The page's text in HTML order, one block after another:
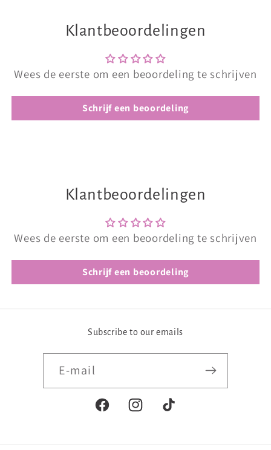
Klantbeoordelingen
Wees de eerste om een beoordeling te schrijven
Schrijf een beoordeling
Klantbeoordelingen
Wees de eerste om een beoordeling te schrijven
Schrijf een beoordeling
Subscribe to our emails
E‑mail
FacebookInstagramTikTok